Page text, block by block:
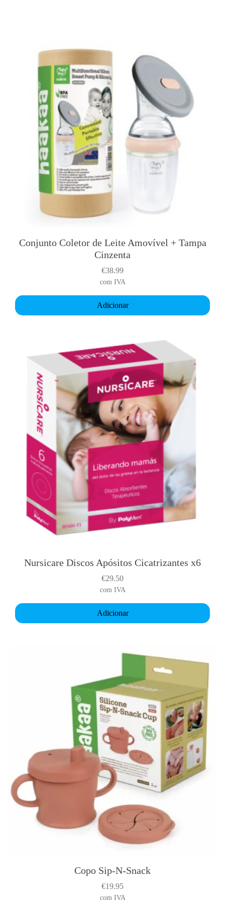
Conjunto Coletor de Leite Amovível + Tampa
Cinzenta
€38.99
com IVA
Adicionar
Nursicare Discos Apósitos Cicatrizantes x6
€29.50
com IVA
Adicionar
Copo Sip-N-Snack
€19.95
com IVA